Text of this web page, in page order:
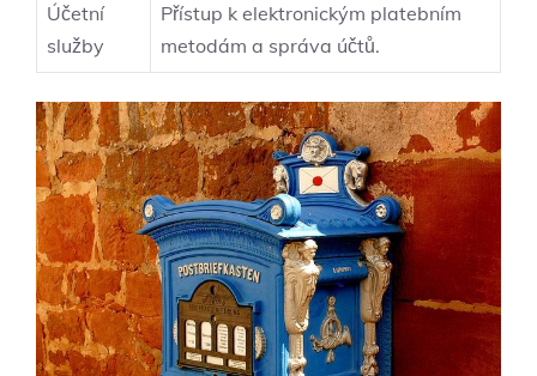
Účetní
služby
Přístup k elektronickým platebním
metodám a správa účtů.